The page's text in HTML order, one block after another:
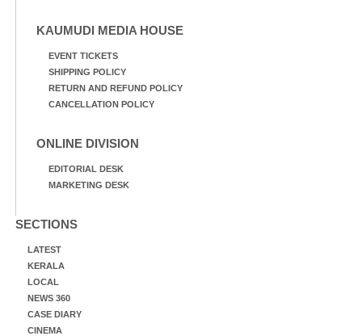
KAUMUDI MEDIA HOUSE
EVENT TICKETS
SHIPPING POLICY
RETURN AND REFUND POLICY
CANCELLATION POLICY
ONLINE DIVISION
EDITORIAL DESK
MARKETING DESK
SECTIONS
LATEST
KERALA
LOCAL
NEWS 360
CASE DIARY
CINEMA